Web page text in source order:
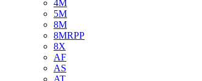
4M
5M
8M
8MRPP
8X
AF
AS
AT